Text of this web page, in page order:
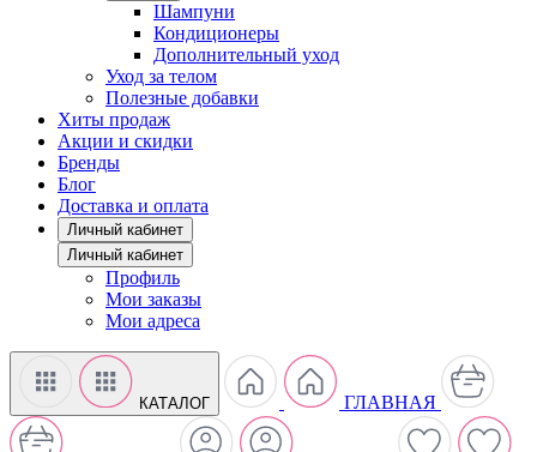
Шампуни
Кондиционеры
Дополнительный уход
Уход за телом
Полезные добавки
Хиты продаж
Акции и скидки
Бренды
Блог
Доставка и оплата
Личный кабинет
Личный кабинет
Профиль
Мои заказы
Мои адреса
КАТАЛОГ ГЛАВНАЯ